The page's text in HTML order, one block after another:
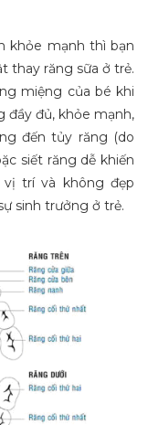
khỏe mạnh thì bạn
thay răng sữa ở trẻ.
miệng của bé khi
đầy đủ, khỏe mạnh,
đến tủy răng (do
siết răng dễ khiến
trí và không đẹp
sinh trưởng ở trẻ.